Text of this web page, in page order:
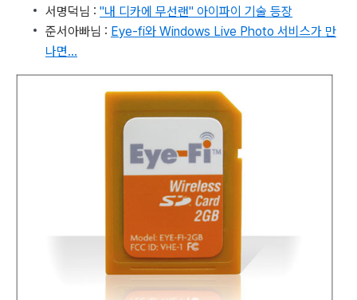
서명덕님 : "내 디카에 무선랜" 아이파이 기술 등장
준서아빠님 : Eye-fi와 Windows Live Photo 서비스가 만
나면...